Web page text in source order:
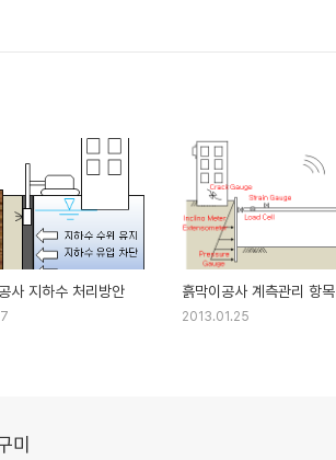
사 지하수 처리방안 흙막이공사 계측관리 항목
2013.01.25
미